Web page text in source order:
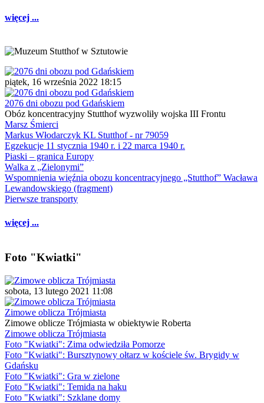
więcej ...
piątek, 16 września 2022 18:15
2076 dni obozu pod Gdańskiem
Obóz koncentracyjny Stutthof wyzwoliły wojska III Frontu
Marsz Śmierci
Markus Włodarczyk KL Stutthof - nr 79059
Egzekucje 11 stycznia 1940 r. i 22 marca 1940 r.
Piaski – granica Europy
Walka z „Zielonymi”
Wspomnienia więźnia obozu koncentracyjnego „Stutthof” Wacława
Lewandowskiego (fragment)
Pierwsze transporty
więcej ...
Foto "Kwiatki"
sobota, 13 lutego 2021 11:08
Zimowe oblicza Trójmiasta
Zimowe oblicze Trójmiasta w obiektywie Roberta
Zimowe oblicza Trójmiasta
Foto "Kwiatki": Zima odwiedziła Pomorze
Foto "Kwiatki": Bursztynowy ołtarz w kościele św. Brygidy w
Gdańsku
Foto "Kwiatki": Gra w zielone
Foto "Kwiatki": Temida na haku
Foto "Kwiatki": Szklane domy